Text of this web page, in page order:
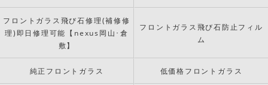
フロントガラス飛び石修理(補修修
理)即日修理可能【nexus岡山･倉
敷】
フロントガラス飛び石防止フィル
ム
純正フロントガラス 低価格フロントガラス